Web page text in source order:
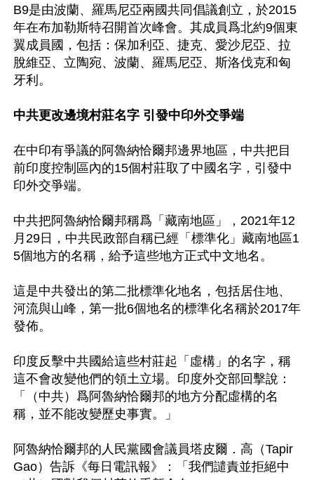
B9是由波蘭、羅馬尼亞兩國共同倡議創立，於2015
年在布加勒斯特召開首次峰會。其成員爲北約9個東
翼成員國，包括：保加利亞、捷克、愛沙尼亞、拉
脫維亞、立陶宛、波蘭、羅馬尼亞、斯洛伐克和匈
牙利。
中共更改邊境村莊名字 引發中印外交爭端
在中印有爭議的阿魯納恰爾邦邊界地區，中共把目
前印度控制區內的15個村莊取了中國名字，引發中
印外交爭端。
中共把阿魯納恰爾邦稱爲「藏南地區」，2021年12
月29日，中共民政部自稱已經「標準化」藏南地區1
5個地方的名稱，給予這些地方正式中文地名。
這是中共發出的第二批標準化地名，包括居住地、
河流與山峰，第一批6個地名的標準化名稱於2017年
發佈。
印度反擊中共國給這些村莊起「虛構」的名字，稱
這不會改變他們的領土立場。印度外交部回擊說：
「（中共）爲阿魯納恰爾邦的地方分配虛構的名
稱，並不能改變歷史事實。」
阿魯納恰爾邦的人民黨國會議員塔皮爾．高（Tapir
Gao）告訴《每日電訊報》：「我們譴責並拒絕中